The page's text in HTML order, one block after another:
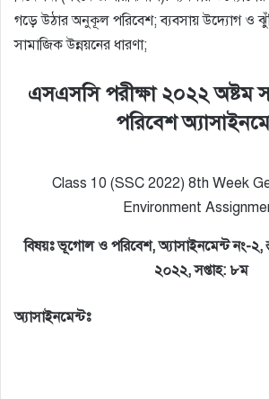
গড়ে উঠার অনুকূল পরিবেশ; ব্যবসায় উদ্যোগ ও
সামাজিক উন্নয়নের ধারণা;
এসএসসি পরীক্ষা ২০২২ অষ্টম
পরিবেশ
Class 10 (SSC 2022) 8th Week
Environment
বিষয়ঃ ভূগোল ও পরিবেশ, অ্যাসাইনমেন্ট নং-২,
২০২২, সপ্তাহ: ৮ম
অ্যাসাইনমেন্টঃ